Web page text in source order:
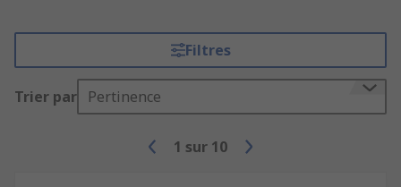
Filtres
Trier par Pertinence
1 sur 10